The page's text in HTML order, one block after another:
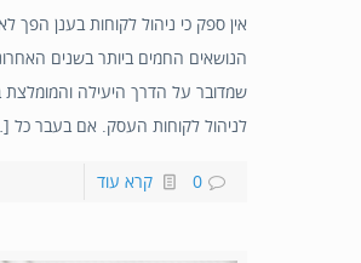
אין ספק כי ניהול לקוחות בענן הפך
הנושאים החמים ביותר בשנים
שמדובר על הדרך היעילה והמומלצת
לניהול לקוחות העסק. אם בעבר כל
0 קרא עוד